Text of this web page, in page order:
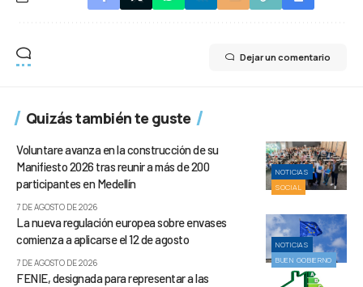
Dejar un comentario
Quizás también te guste
NOTICIAS
SOCIAL
Voluntare avanza en la construcción de su
Manifiesto 2026 tras reunir a más de 200
participantes en Medellín
7 DE AGOSTO DE 2026
NOTICIAS
BUEN GOBIERNO
La nueva regulación europea sobre envases
comienza a aplicarse el 12 de agosto
7 DE AGOSTO DE 2026
FENIE, designada para representar a las